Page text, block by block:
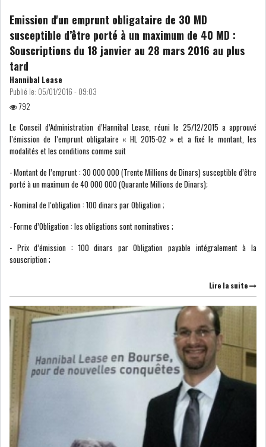
SOUS LES 80 DOLL...
INTERVIEWS
Emission d'un emprunt obligataire de 30 MD
susceptible d’être porté à un maximum de 40 MD :
Souscriptions du 18 janvier au 28 mars 2016 au plus
tard
Hannibal Lease
Publié le: 05/01/2016 - 09:03
792
Le Conseil d’Administration d’Hannibal Lease, réuni le 25/12/2015 a approuvé
l’émission de l’emprunt obligataire « HL 2015-02 » et a fixé le montant, les
modalités et les conditions comme suit
- Montant de l’emprunt : 30 000 000 (Trente Millions de Dinars) susceptible d’être
porté à un maximum de 40 000 000 (Quarante Millions de Dinars);
- Nominal de l’obligation : 100 dinars par Obligation ;
- Forme d’Obligation : les obligations sont nominatives ;
- Prix d’émission : 100 dinars par Obligation payable intégralement à la
souscription ;
Lire la suite